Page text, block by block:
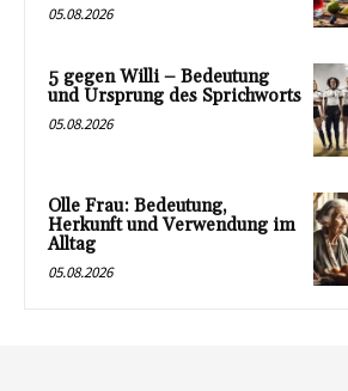
05.08.2026
5 gegen Willi – Bedeutung
und Ursprung des Sprichworts
05.08.2026
Olle Frau: Bedeutung,
Herkunft und Verwendung im
Alltag
05.08.2026